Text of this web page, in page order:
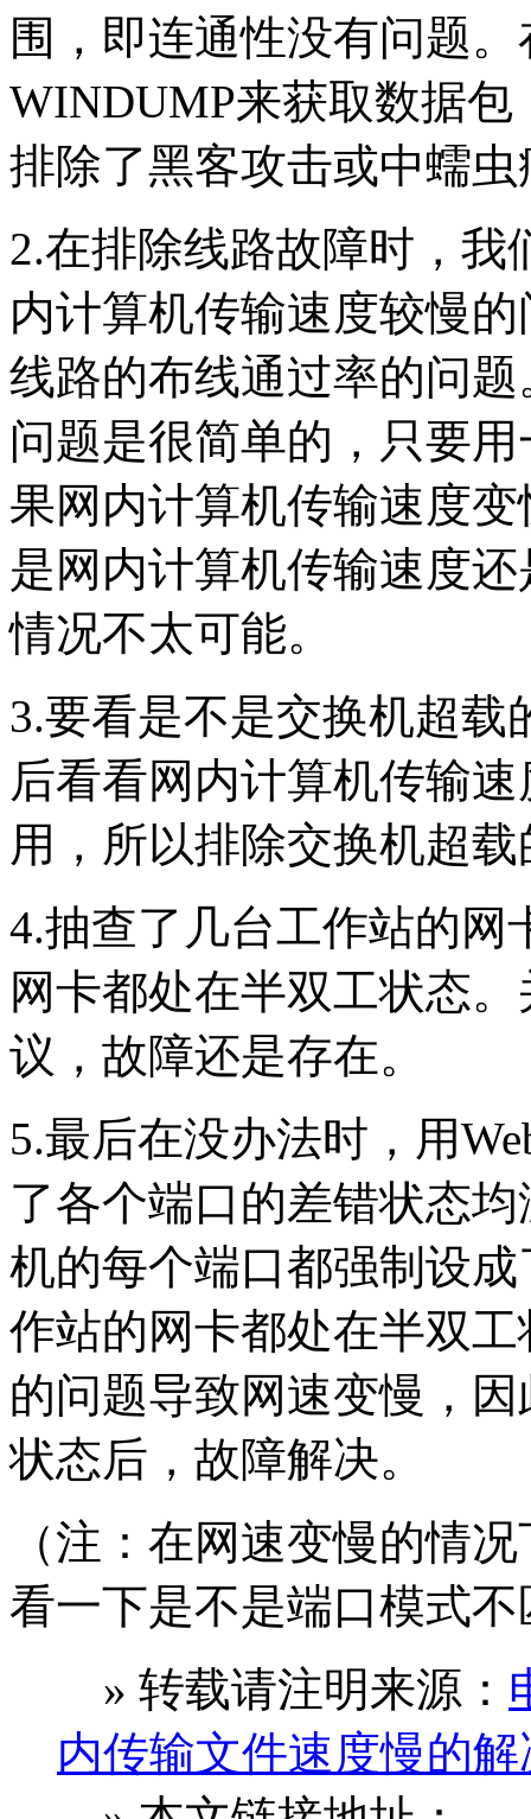
围，即连通性没有问题
WINDUMP来获取数据
排除了黑客攻击或中蠕
2.在排除线路故障时，
内计算机传输速度较慢
线路的布线通过率的问
问题是很简单的，只要
果网内计算机传输速度
是网内计算机传输速度
情况不太可能。
3.要看是不是交换机超
后看看网内计算机传输
用，所以排除交换机超
4.抽查了几台工作站的网
网卡都处在半双工状态
议，故障还是存在。
5.最后在没办法时，用
了各个端口的差错状态
机的每个端口都强制设
作站的网卡都处在半双
的问题导致网速变慢，
状态后，故障解决。
（注：在网速变慢的情
看一下是不是端口模式
» 转载请注明来源：
内传输文件速度慢的